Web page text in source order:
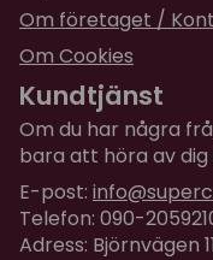
Om företaget /
Om Cookies
Kundtjänst
Om du har några
bara att höra av dig
E-post:
Telefon: 090-
Adress: Björnvägen